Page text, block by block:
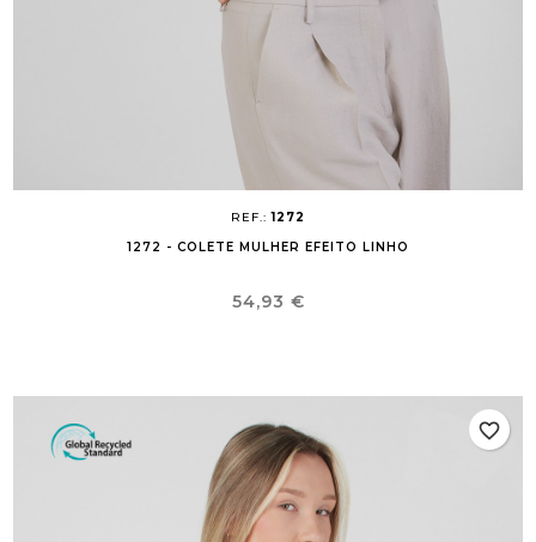
REF.:1272
1272 - COLETE MULHER EFEITO LINHO
Preço
54,93 €
favorite_border